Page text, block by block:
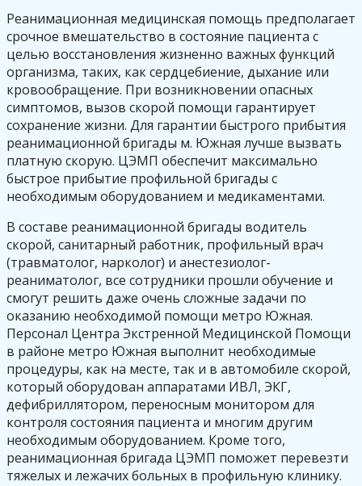
Реанимационная медицинская помощь предполагает
срочное вмешательство в состояние пациента с
целью восстановления жизненно важных функций
организма, таких, как сердцебиение, дыхание или
кровообращение. При возникновении опасных
симптомов, вызов скорой помощи гарантирует
сохранение жизни. Для гарантии быстрого прибытия
реанимационной бригады м. Южная лучше вызвать
платную скорую. ЦЭМП обеспечит максимально
быстрое прибытие профильной бригады с
необходимым оборудованием и медикаментами.
В составе реанимационной бригады водитель
скорой, санитарный работник, профильный врач
(травматолог, нарколог) и анестезиолог-
реаниматолог, все сотрудники прошли обучение и
смогут решить даже очень сложные задачи по
оказанию необходимой помощи метро Южная.
Персонал Центра Экстренной Медицинской Помощи
в районе метро Южная выполнит необходимые
процедуры, как на месте, так и в автомобиле скорой,
который оборудован аппаратами ИВЛ, ЭКГ,
дефибриллятором, переносным монитором для
контроля состояния пациента и многим другим
необходимым оборудованием. Кроме того,
реанимационная бригада ЦЭМП поможет перевезти
тяжелых и лежачих больных в профильную клинику.